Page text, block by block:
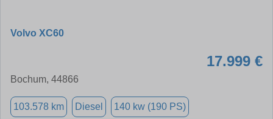
Volvo XC60
17.999 €
Bochum, 44866
103.578 km Diesel 140 kw (190 PS)